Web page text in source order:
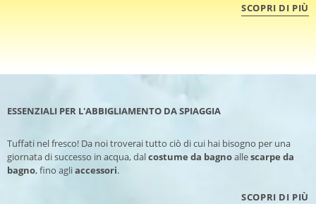
SCOPRI DI PIÙ
ESSENZIALI PER L'ABBIGLIAMENTO DA SPIAGGIA
Tuffati nel fresco! Da noi troverai tutto ciò di cui hai bisogno per una
giornata di successo in acqua, dalcostume da bagnoallescarpe da
bagno, fino agliaccessori.
SCOPRI DI PIÙ